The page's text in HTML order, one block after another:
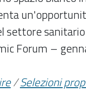
settore
Forum –
/Selezioni